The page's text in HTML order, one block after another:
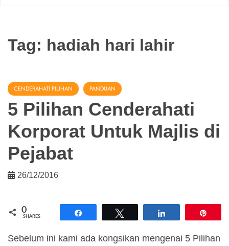
Tag: hadiah hari lahir
CENDERAHATI PILIHAN PANDUAN
5 Pilihan Cenderahati
Korporat Untuk Majlis di
Pejabat
26/12/2016
0
SHARES
Sebelum ini kami ada kongsikan mengenai 5 Pilihan